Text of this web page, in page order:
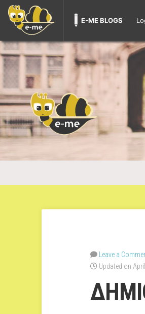
E-ME BLOGS
Leave a
Updated on